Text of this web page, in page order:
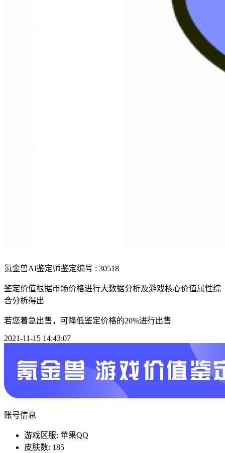
氪金兽AI鉴定师鉴定编号 : 30518
鉴定价值根据市场价格进行大数据分析及游戏核心价值属性综
合分析得出
若您着急出售，可降低鉴定价格的20%进行出售
2021-11-15 14:43:07
账号信息
游戏区服: 苹果QQ
皮肤数: 185